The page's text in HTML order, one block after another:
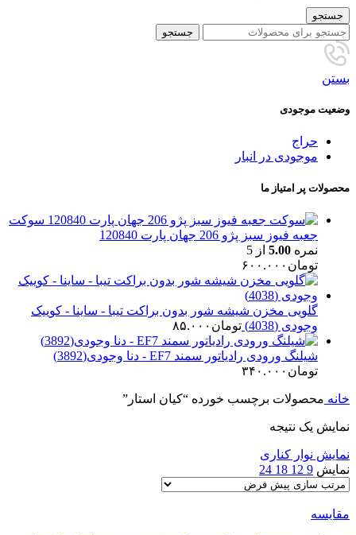
جستجو
جستجو
بستن
وضعیت موجودی
حراج
موجودی در انبار
محصولات پر امتیاز ما
سوکت
جعبه فیوز سبز پژو 206 جهان پارت 120840
نمره 5.00 از 5
تومان ۶۰۰.۰۰۰
گلویی مخزن شیشه شور بدون براکت تیبا - ساینا - کوییک
وجودی (4038)
تومان ۸۵.۰۰۰
شیلنگ ورودی رادیاتور سمند EF7 - دنا وجودی(3892)
تومان ۳۴۰.۰۰۰
خانه محصولات برچسب خورده “کیان استار”
نمایش یک نتیجه
نمایش نوار کناری
نمایش 9
12
18
24
مقایسه